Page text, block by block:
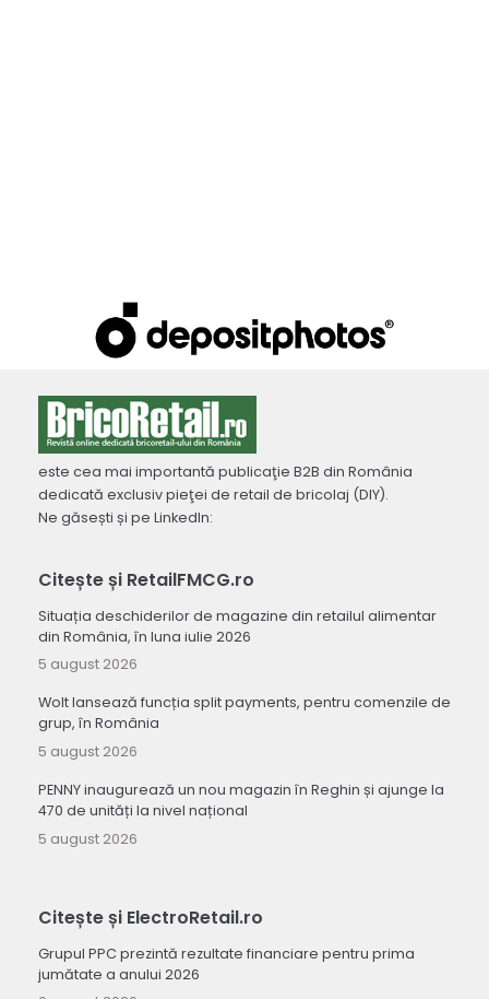
este cea mai importantă publicaţie B2B din România
dedicată exclusiv pieţei de retail de bricolaj (DIY).
Ne găsești și pe LinkedIn:
Citește și RetailFMCG.ro
Situația deschiderilor de magazine din retailul alimentar
din România, în luna iulie 2026
5 august 2026
Wolt lansează funcția split payments, pentru comenzile de
grup, în România
5 august 2026
PENNY inaugurează un nou magazin în Reghin și ajunge la
470 de unități la nivel național
5 august 2026
Citește și ElectroRetail.ro
Grupul PPC prezintă rezultate financiare pentru prima
jumătate a anului 2026